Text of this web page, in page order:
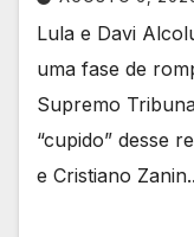
Lula e Davi
uma fase de
Supremo
“cupido” desse
e Cristiano